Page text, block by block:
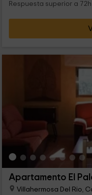
Respuesta superior a 72h
Apartamento El
Villahermosa Del Rio,